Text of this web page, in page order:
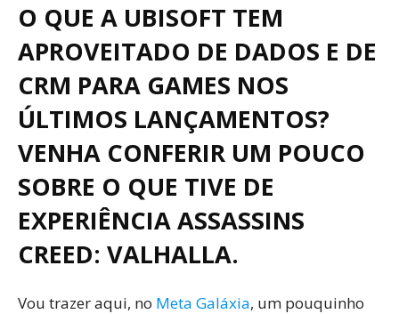
O QUE A UBISOFT TEM
APROVEITADO DE DADOS E DE
CRM PARA GAMES NOS
ÚLTIMOS LANÇAMENTOS?
VENHA CONFERIR UM POUCO
SOBRE O QUE TIVE DE
EXPERIÊNCIA ASSASSINS
CREED: VALHALLA.
Vou trazer aqui, no Meta Galáxia, um pouquinho